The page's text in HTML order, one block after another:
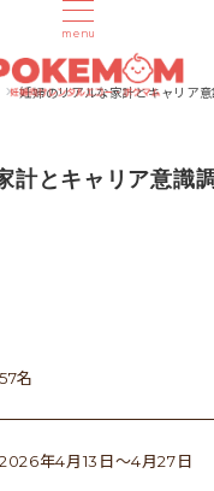
menu
妊婦のリアルな家計とキャリア
計とキャリア意識
57名
2026年4月13日〜4月27日